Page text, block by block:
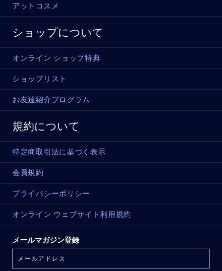
アットコスメ
ショップについて
オンライン ショップ特典
ショップリスト
お友達紹介プログラム
規約について
特定商取引法に基づく表示
会員規約
プライバシーポリシー
オンライン ウェブサイト利用規約
メールマガジン登録